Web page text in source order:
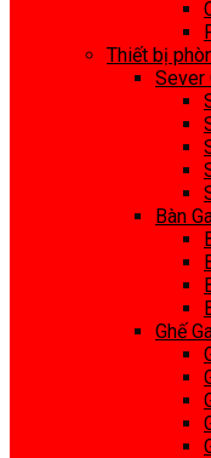
Thiết bị
Sever
Bàn
Ghế